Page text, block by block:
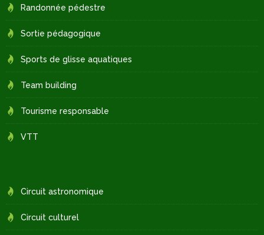
Randonnée pédestre
Sortie pédagogique
Sports de glisse aquatiques
Team building
Tourisme responsable
VTT
Circuit astronomique
Circuit culturel